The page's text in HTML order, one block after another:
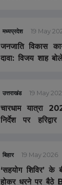
मध्यप्रदेश 19 May
जनजाति विकास
दावा: विजय शाह
संचालित
उत्तराखंड 19 May
चारधाम यात्रा
निर्देश पर
बिहार 19 May 2026
‘सहयोग शिविर’ के
होकर धरने पर बैठे